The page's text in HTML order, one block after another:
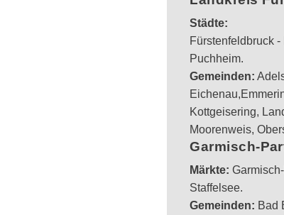
Städte:
Fürstenfeldbruck
Puchheim.
Gemeinden:
Kottgeisering,
Moorenweis,
Garmisch-
Märkte:
Staffelsee.
Gemeinden: Bad